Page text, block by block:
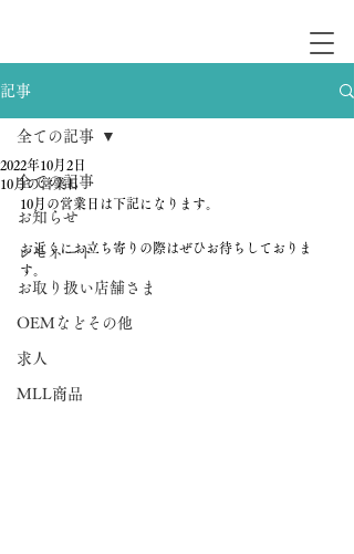
記事
全ての記事
お知らせ
レモネード
お取り扱い店舗さま
OEMなどその他
求人
MLL商品
全ての記事
10月の営業日
2022年10月2日
10月の営業日は下記になります。
お近くにお立ち寄りの際はぜひお待ちしておりま
す。